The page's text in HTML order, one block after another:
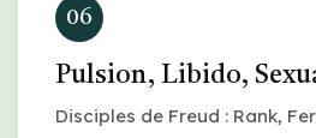
06
Pulsion, Libido,
Disciples de Freud : Rank,